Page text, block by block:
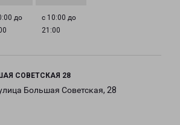
до
с 10:00 до
21:00
СОВЕТСКАЯ 28
Большая Советская, 28